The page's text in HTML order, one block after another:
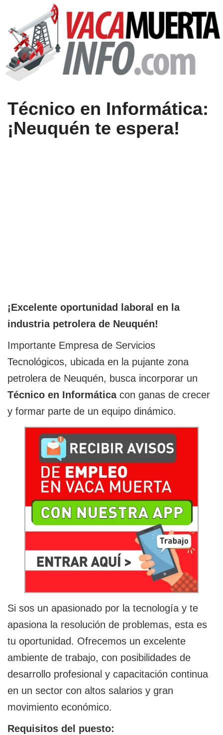
Técnico en Informática:
¡Neuquén te espera!
¡Excelente oportunidad laboral en la
industria petrolera de Neuquén!
Importante Empresa de Servicios
Tecnológicos, ubicada en la pujante zona
petrolera de Neuquén, busca incorporar un
Técnico en Informáticacon ganas de crecer
y formar parte de un equipo dinámico.
Si sos un apasionado por la tecnología y te
apasiona la resolución de problemas, esta es
tu oportunidad. Ofrecemos un excelente
ambiente de trabajo, con posibilidades de
desarrollo profesional y capacitación continua
en un sector con altos salarios y gran
movimiento económico.
Requisitos del puesto: